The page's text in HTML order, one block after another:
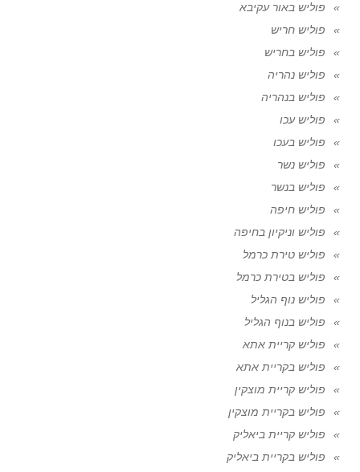
פוליש באור עקיבא
פוליש חריש
פוליש בחריש
פוליש נהריה
פוליש בנהריה
פוליש עכו
פוליש בעכו
פוליש נשר
פוליש בנשר
פוליש חיפה
פוליש וניקיון בחיפה
פוליש טירת כרמל
פוליש בטירת כרמל
פוליש נוף הגליל
פוליש בנוף הגליל
פוליש קריית אתא
פוליש בקריית אתא
פוליש קריית מוצקין
פוליש בקריית מוצקין
פוליש קריית ביאליק
פוליש בקריית ביאליק